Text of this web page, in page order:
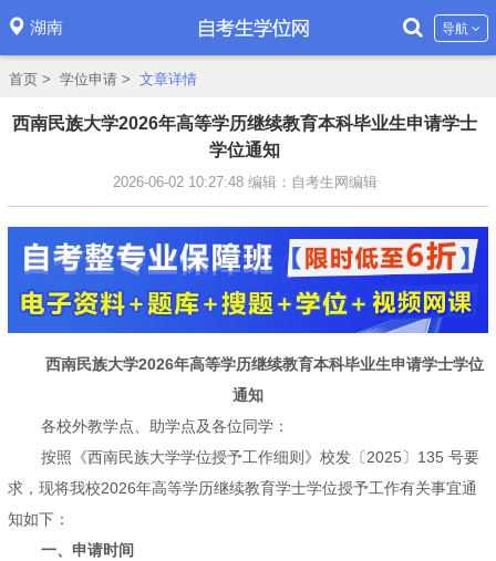
湖南 导航
首页 > 学位申请 > 文章详情
西南民族大学2026年高等学历继续教育本科毕业生申请学士
学位通知
2026-06-02 10:27:48 编辑：自考生网编辑
西南民族大学2026年高等学历继续教育本科毕业生申请学士学位
通知
各校外教学点、助学点及各位同学：
按照《西南民族大学学位授予工作细则》校发〔2025〕135 号要
求，现将我校2026年高等学历继续教育学士学位授予工作有关事宜通
知如下：
一、申请时间